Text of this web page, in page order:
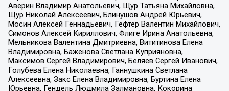
Аверин Владимир Анатольевич, Щур Татьяна Михайловна,
Щур Николай Алексеевич, Блинушов Андрей Юрьевич,
Мосин Алексей Геннадьевич, Гефтер Валентин Михайлович,
Симонов Алексей Кириллович, Флиге Ирина Анатольевна,
Мельникова Валентина Дмитриевна, Вититинова Елена
Владимировна, Баженова Светлана Куприяновна,
Максимов Сергей Владимирович, Беляев Сергей Иванович,
Голубева Елена Николаевна, Ганнушкина Светлана
Алексеевна, Закс Елена Владимировна, Буртина Елена
Юрьевна, Гендель Людмила Залмановна, Кокорина